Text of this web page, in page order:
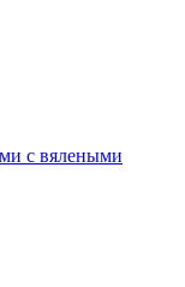
с вялеными